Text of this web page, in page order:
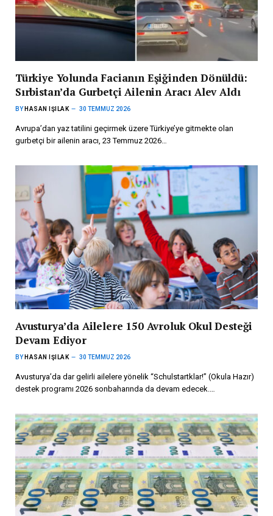
Türkiye Yolunda Facianın Eşiğinden Dönüldü:
Sırbistan’da Gurbetçi Ailenin Aracı Alev Aldı
BY HASAN IŞILAK 30 TEMMUZ 2026
Avrupa’dan yaz tatilini geçirmek üzere Türkiye’ye gitmekte olan
gurbetçi bir ailenin aracı, 23 Temmuz 2026…
Avusturya’da Ailelere 150 Avroluk Okul Desteği
Devam Ediyor
BY HASAN IŞILAK 30 TEMMUZ 2026
Avusturya’da dar gelirli ailelere yönelik “Schulstartklar!” (Okula Hazır)
destek programı 2026 sonbaharında da devam edecek.…